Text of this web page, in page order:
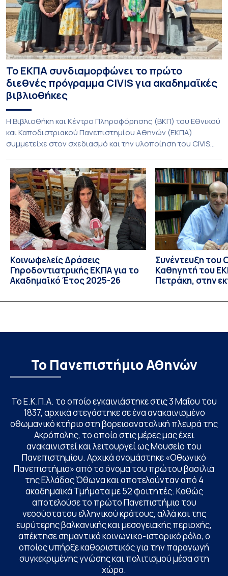
Το ΕΚΠΑ συνδιαμορφώνει το πρώτο
διεθνές πρόγραμμα CIVIS για ακαδημαϊκές
βιβλιοθήκες
Η Βιβλιοθήκη και Κέντρο Πληροφόρησης (ΒΚΠ) του Εθνικού
και Καποδιστριακού Πανεπιστημίου Αθηνών (ΕΚΠΑ)
συμμετείχε στον σχεδιασμό και την υλοποίηση του CIVIS
Libraries and Participatory Culture” (IMOTION), το οποίο
πραγματοποιήθηκε με διαδικτυακές και δια ζώσης
εκπαιδευτικές δράσεις από τις 3 Ιουνίου έως τις 10 Ιουλίου
2026. Το πρόγραμμα αποτελεί […]
Κοινωφελείς Δράσεις
Γηροδοντιατρικής ΕΚΠΑ για το
Ακαδημαϊκό Έτος 2025-26
Συνέντευξη του
Καθηγητή του
Πετράκη, στην
Το Πανεπιστήμιο Αθηνών
Το Ε.Κ.Π.Α. το οποίο εγκαινιάστηκε στις 3 Μαΐου του
1837, αρχικά στεγάστηκε σε ένα ανακαινισμένο
οθωμανικό κτήριο στη βορειοανατολική πλευρά της
Ακρόπολης, το οποίο στις μέρες μας έχει
ανακαινιστεί και λειτουργεί ως Μουσείο του
Πανεπιστημίου. Αρχικά ονομάστηκε «Οθωνικό
Πανεπιστήμιο» από το όνομα του πρώτου βασιλιά
της Ελλάδας Όθωνα και αποτελούνταν από 4
ακαδημαϊκά Τμήματα με 52 φοιτητές. Καθώς
αποτελούσε το πρώτο Πανεπιστήμιο του
νεοσύστατου ελληνικού κράτους, αλλά και της
ευρύτερης βαλκανικής και μεσογειακής περιοχής,
απέκτησε σημαντικό κοινωνικο-ιστορικό ρόλο, ο
οποίος υπήρξε καθοριστικός για την παραγωγή
συγκεκριμένης γνώσης και πολιτισμού μέσα στη
χώρα.